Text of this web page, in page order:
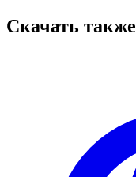
Скачать также